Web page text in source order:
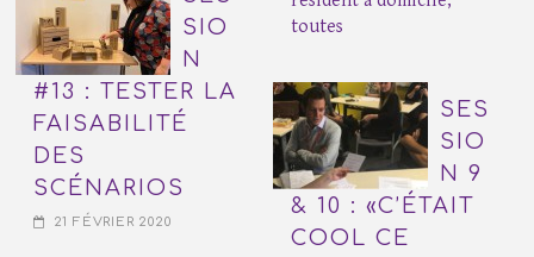
SIO
N
#13 : TESTER LA
FAISABILITÉ
DES
SCÉNARIOS
21 FÉVRIER 2020
toutes
SES
SIO
N 9
& 10 : «C’ÉTAIT
COOL CE